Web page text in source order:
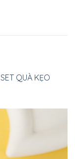
SET QUÀ KẸO